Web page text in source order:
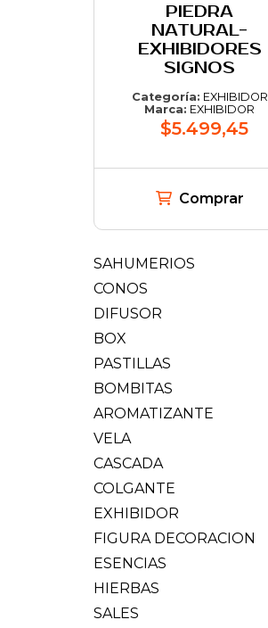
PIEDRA
NATURAL-
EXHIBIDORES
SIGNOS
Categoría: EXHIBIDOR
Marca: EXHIBIDOR
$5.499,45
Comprar
SAHUMERIOS
CONOS
DIFUSOR
BOX
PASTILLAS
BOMBITAS
AROMATIZANTE
VELA
CASCADA
COLGANTE
EXHIBIDOR
FIGURA DECORACION
ESENCIAS
HIERBAS
SALES